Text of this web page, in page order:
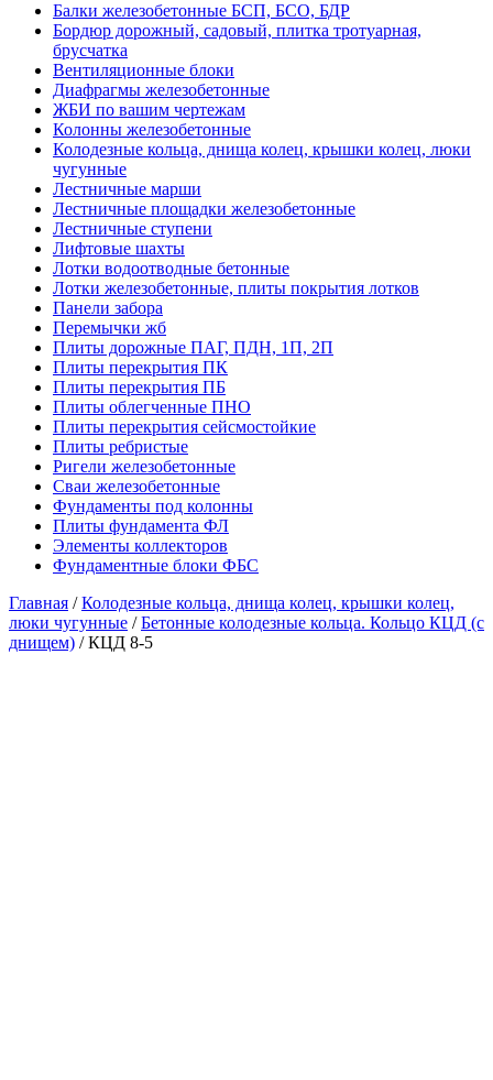
Балки железобетонные БСП, БСО, БДР
Бордюр дорожный, садовый, плитка тротуарная,
брусчатка
Вентиляционные блоки
Диафрагмы железобетонные
ЖБИ по вашим чертежам
Колонны железобетонные
Колодезные кольца, днища колец, крышки колец, люки
чугунные
Лестничные марши
Лестничные площадки железобетонные
Лестничные ступени
Лифтовые шахты
Лотки водоотводные бетонные
Лотки железобетонные, плиты покрытия лотков
Панели забора
Перемычки жб
Плиты дорожные ПАГ, ПДН, 1П, 2П
Плиты перекрытия ПК
Плиты перекрытия ПБ
Плиты облегченные ПНО
Плиты перекрытия сейсмостойкие
Плиты ребристые
Ригели железобетонные
Сваи железобетонные
Фундаменты под колонны
Плиты фундамента ФЛ
Элементы коллекторов
Фундаментные блоки ФБС
Главная /Колодезные кольца, днища колец, крышки колец,
люки чугунные /Бетонные колодезные кольца. Кольцо КЦД (с
днищем) / КЦД 8-5